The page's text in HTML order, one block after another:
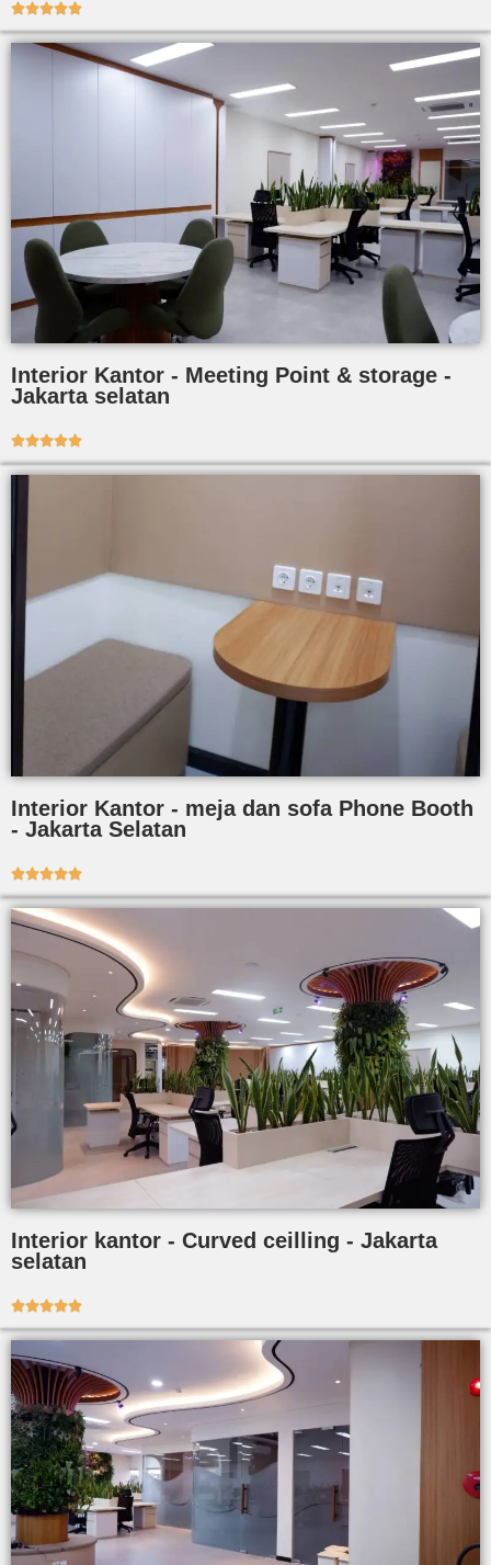

Interior Kantor - Meeting Point & storage -
Jakarta selatan

Interior Kantor - meja dan sofa Phone Booth
- Jakarta Selatan

Interior kantor - Curved ceilling - Jakarta
selatan
